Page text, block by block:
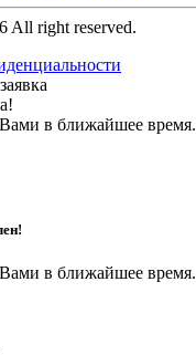
All right reserved.
в ближайшее время.
в ближайшее время.